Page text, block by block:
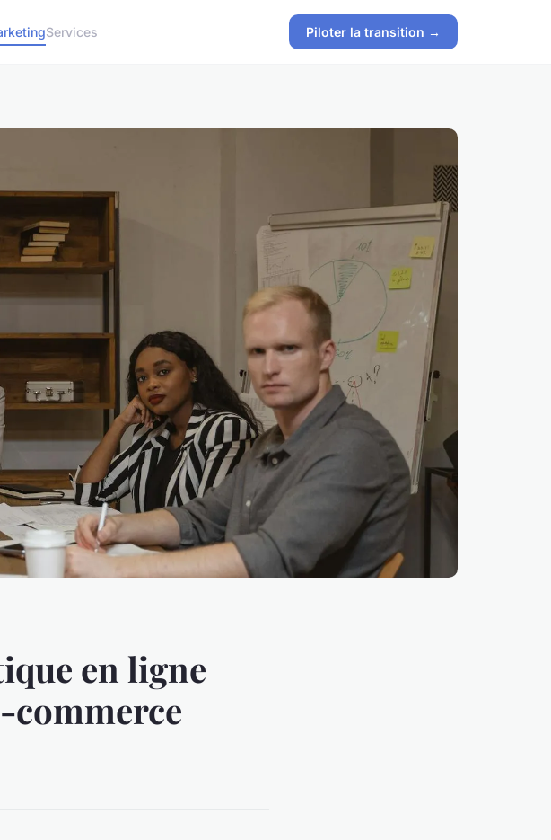
Services Piloter la transition →
en ligne
commerce